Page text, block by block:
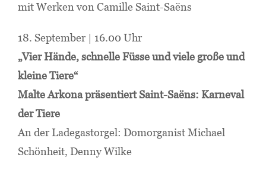
mit Werken von Camille Saint-Saëns
18. September | 16.00 Uhr
„Vier Hände, schnelle Füsse und viele große und
kleine Tiere“
Malte Arkona präsentiert Saint-Saëns: Karneval
der Tiere
An der Ladegastorgel: Domorganist Michael
Schönheit, Denny Wilke